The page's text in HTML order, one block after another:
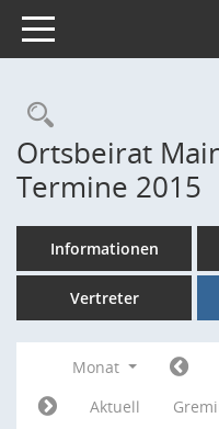
Toggle navigation
Ortsbeirat
Termine 2015
Informationen
Vertreter
Monat
Aktuell